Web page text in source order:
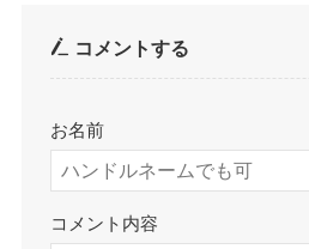
コメントする
お名前
コメント内容